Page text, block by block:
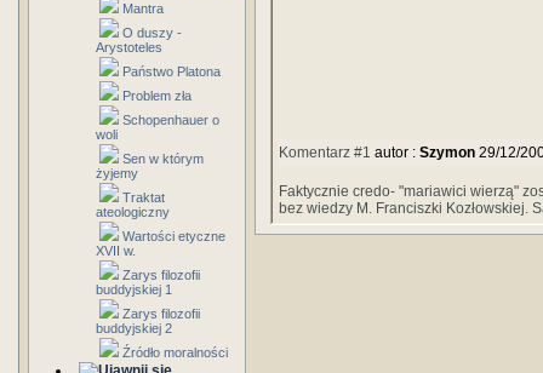
Mantra
O duszy -
Arystoteles
Państwo Platona
Problem zła
Schopenhauer o
woli
Sen w którym
żyjemy
Traktat
ateologiczny
Wartości etyczne
XVII w.
Zarys filozofii
buddyjskiej 1
Zarys filozofii
buddyjskiej 2
Źródło moralności
Komentarz #1 autor : Szymon 29/12/
Faktycznie credo- "mariawici wierzą"
bez wiedzy M. Franciszki Kozłowskiej.